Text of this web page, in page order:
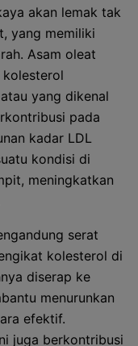
akan lemak tak
yang memiliki
Asam oleat
kolesterol
yang dikenal
pada
kadar LDL
kondisi di
meningkatkan
serat
kolesterol di
diserap ke
menurunkan
efektif.
juga berkontribusi